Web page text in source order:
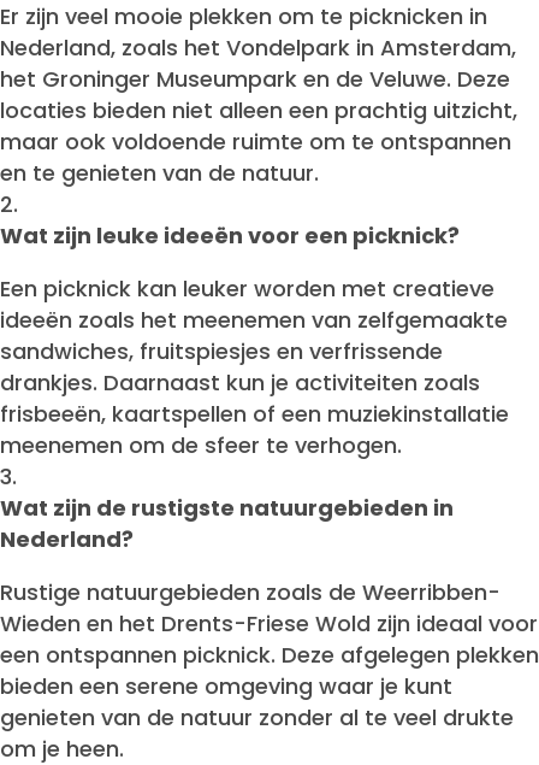
Er zijn veel mooie plekken om te picknicken in
Nederland, zoals het Vondelpark in Amsterdam,
het Groninger Museumpark en de Veluwe. Deze
locaties bieden niet alleen een prachtig uitzicht,
maar ook voldoende ruimte om te ontspannen
en te genieten van de natuur.
Wat zijn leuke ideeën voor een picknick?
Een picknick kan leuker worden met creatieve
ideeën zoals het meenemen van zelfgemaakte
sandwiches, fruitspiesjes en verfrissende
drankjes. Daarnaast kun je activiteiten zoals
frisbeeën, kaartspellen of een muziekinstallatie
meenemen om de sfeer te verhogen.
Wat zijn de rustigste natuurgebieden in
Nederland?
Rustige natuurgebieden zoals de Weerribben-
Wieden en het Drents-Friese Wold zijn ideaal voor
een ontspannen picknick. Deze afgelegen plekken
bieden een serene omgeving waar je kunt
genieten van de natuur zonder al te veel drukte
om je heen.